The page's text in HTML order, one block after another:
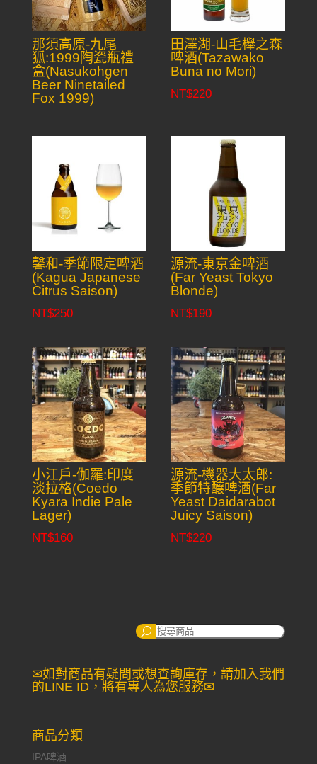
那須高原-九尾
狐:1999陶瓷瓶禮
盒(Nasukohgen
Beer Ninetailed
Fox 1999)
田澤湖-山毛櫸之森
啤酒(Tazawako
Buna no Mori)
NT$220
馨和-季節限定啤酒
(Kagua Japanese
Citrus Saison)
NT$250
源流-東京金啤酒
(Far Yeast Tokyo
Blonde)
NT$190
小江戶-伽羅:印度
淡拉格(Coedo
Kyara Indie Pale
Lager)
NT$160
源流-機器大太郎:
季節特釀啤酒(Far
Yeast Daidarabot
Juicy Saison)
NT$220
搜
✉如對商品有疑問或想查詢庫存，請加入我們
的LINE ID，將有專人為您服務✉
商品分類
IPA啤酒